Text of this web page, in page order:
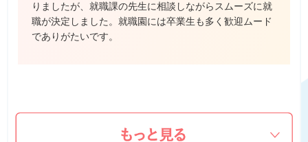
りましたが、就職課の先生に相談しながらスムーズに就
職が決定しました。就職園には卒業生も多く歓迎ムード
でありがたいです。